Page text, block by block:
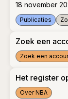
18 november
Publicaties
Zoek een
Zoek een
Het register
Over NBA